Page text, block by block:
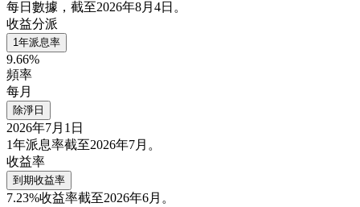
每日數據，截至2026年8月4日。
收益分派
1年派息率
9.66%
頻率
每月
除淨日
2026年7月1日
1年派息率截至2026年7月。
收益率
到期收益率
7.23%收益率截至2026年6月。